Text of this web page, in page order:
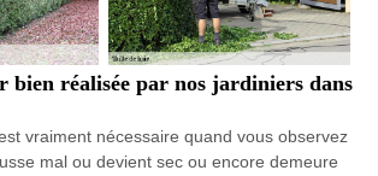
bien réalisée par nos jardiniers dans
vraiment nécessaire quand vous observez
mal ou devient sec ou encore demeure